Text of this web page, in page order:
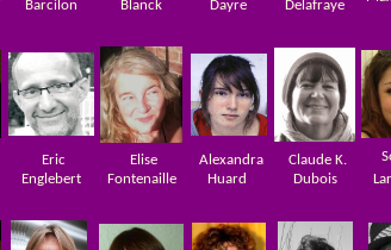
Barcilon
Blanck
Dayre
Delafraye
Eric
Englebert
Elise
Fontenaille
Alexandra
Huard
Claude K.
Dubois